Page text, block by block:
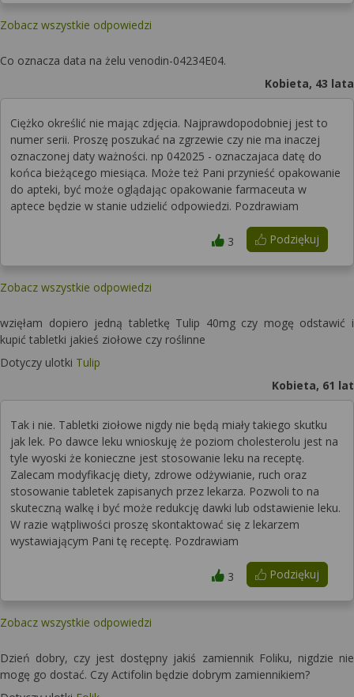
Zobacz wszystkie odpowiedzi
Co oznacza data na żelu venodin-04234E04.
Kobieta, 43 lata
Ciężko określić nie mając zdjęcia. Najprawdopodobniej jest to
numer serii. Proszę poszukać na zgrzewie czy nie ma inaczej
oznaczonej daty ważności. np 042025 - oznaczajaca datę do
końca bieżącego miesiąca. Może też Pani przynieść opakowanie
do apteki, być może oglądając opakowanie farmaceuta w
aptece będzie w stanie udzielić odpowiedzi. Pozdrawiam
Podziękuj
3
Zobacz wszystkie odpowiedzi
wzięłam dopiero jedną tabletkę Tulip 40mg czy mogę odstawić i
kupić tabletki jakieś ziołowe czy roślinne
Dotyczy ulotki Tulip
Kobieta, 61 lat
Tak i nie. Tabletki ziołowe nigdy nie będą miały takiego skutku
jak lek. Po dawce leku wnioskuję że poziom cholesterolu jest na
tyle wyoski że konieczne jest stosowanie leku na receptę.
Zalecam modyfikację diety, zdrowe odżywianie, ruch oraz
stosowanie tabletek zapisanych przez lekarza. Pozwoli to na
skuteczną walkę i być może redukcję dawki lub odstawienie leku.
W razie wątpliwości proszę skontaktować się z lekarzem
wystawiającym Pani tę receptę. Pozdrawiam
Podziękuj
3
Zobacz wszystkie odpowiedzi
Dzień dobry, czy jest dostępny jakiś zamiennik Foliku, nigdzie nie
mogę go dostać. Czy Actifolin będzie dobrym zamiennikiem?